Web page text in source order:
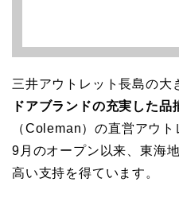
三井アウトレット長島の大
ドアブランドの充実した品
（Coleman）の直営アウ
9月のオープン以来、東海
高い支持を得ています。